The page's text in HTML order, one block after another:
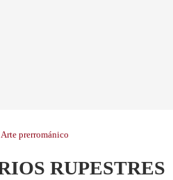
Arte prerrománico
RUPESTRES